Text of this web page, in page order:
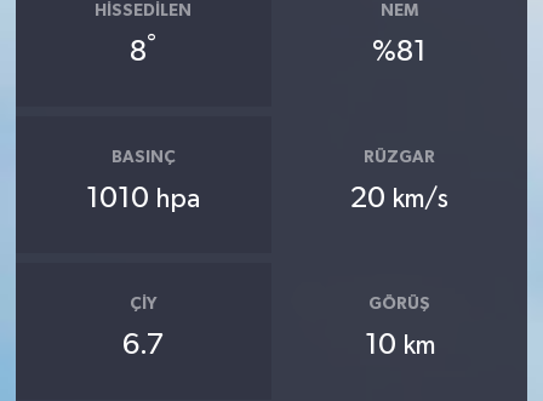
HISSEDILEN
8°
NEM
%81
BASINÇ
1010 hpa
RÜZGAR
20 km/s
ÇIY
6.7
GÖRÜŞ
10 km